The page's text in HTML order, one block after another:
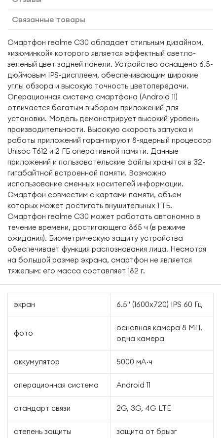
Связанные товары
Смартфон realme C30 обладает стильным дизайном,
«изюминкой» которого является эффектный светло-
зеленый цвет задней панели. Устройство оснащено 6.5-
дюймовым IPS-дисплеем, обеспечивающим широкие
углы обзора и высокую точность цветопередачи.
Операционная система смартфона (Android 11)
отличается богатым выбором приложений для
установки. Модель демонстрирует высокий уровень
производительности. Высокую скорость запуска и
работы приложений гарантируют 8-ядерный процессор
Unisoc T612 и 2 ГБ оперативной памяти. Данные
приложений и пользовательские файлы хранятся в 32-
гигабайтной встроенной памяти. Возможно
использование сменных носителей информации.
Смартфон совместим с картами памяти, объем
которых может достигать внушительных 1 ТБ.
Смартфон realme C30 может работать автономно в
течение времени, достигающего 865 ч (в режиме
ожидания). Биометрическую защиту устройства
обеспечивает функция распознавания лица. Несмотря
на большой размер экрана, смартфон не является
тяжелым: его масса составляет 182 г.
экран 6.5" (1600x720) IPS 60 Гц
фото
основная камера 8 МП,
одна камера
аккумулятор 5000 мА·ч
операционная система Android 11
стандарт связи 2G, 3G, 4G LTE
степень защиты защита от брызг